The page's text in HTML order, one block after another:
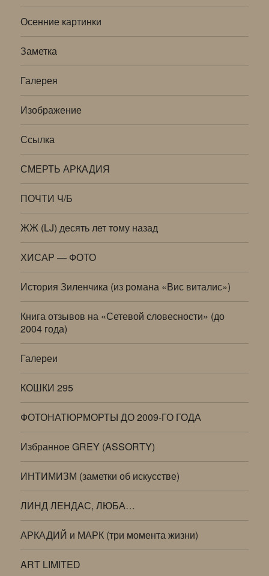
Осенние картинки
Заметка
Галерея
Изображение
Ссылка
СМЕРТЬ АРКАДИЯ
ПОЧТИ Ч/Б
ЖЖ (LJ) десять лет тому назад
ХИСАР — ФОТО
История Зиленчика (из романа «Вис виталис»)
Книга отзывов на «Сетевой словесности» (до
2004 года)
Галереи
КОШКИ 295
ФОТОНАТЮРМОРТЫ ДО 2009-ГО ГОДА
Избранное GREY (ASSORTY)
ИНТИМИЗМ (заметки об искусстве)
ЛИНД ЛЕНДАС, ЛЮБА…
АРКАДИЙ и МАРК (три момента жизни)
ART LIMITED